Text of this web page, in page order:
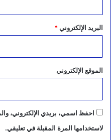
البريد الإلكتروني*
الموقع الإلكتروني
احفظ اسمي، بريدي الإلكتروني،
لاستخدامها المرة المقبلة في تعليقي.